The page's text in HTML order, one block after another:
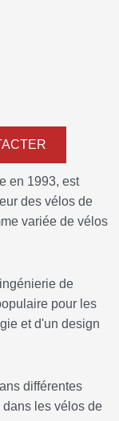
en 1993, est
des vélos de
variée de vélos
de
pour les
et d'un design
différentes
les vélos de